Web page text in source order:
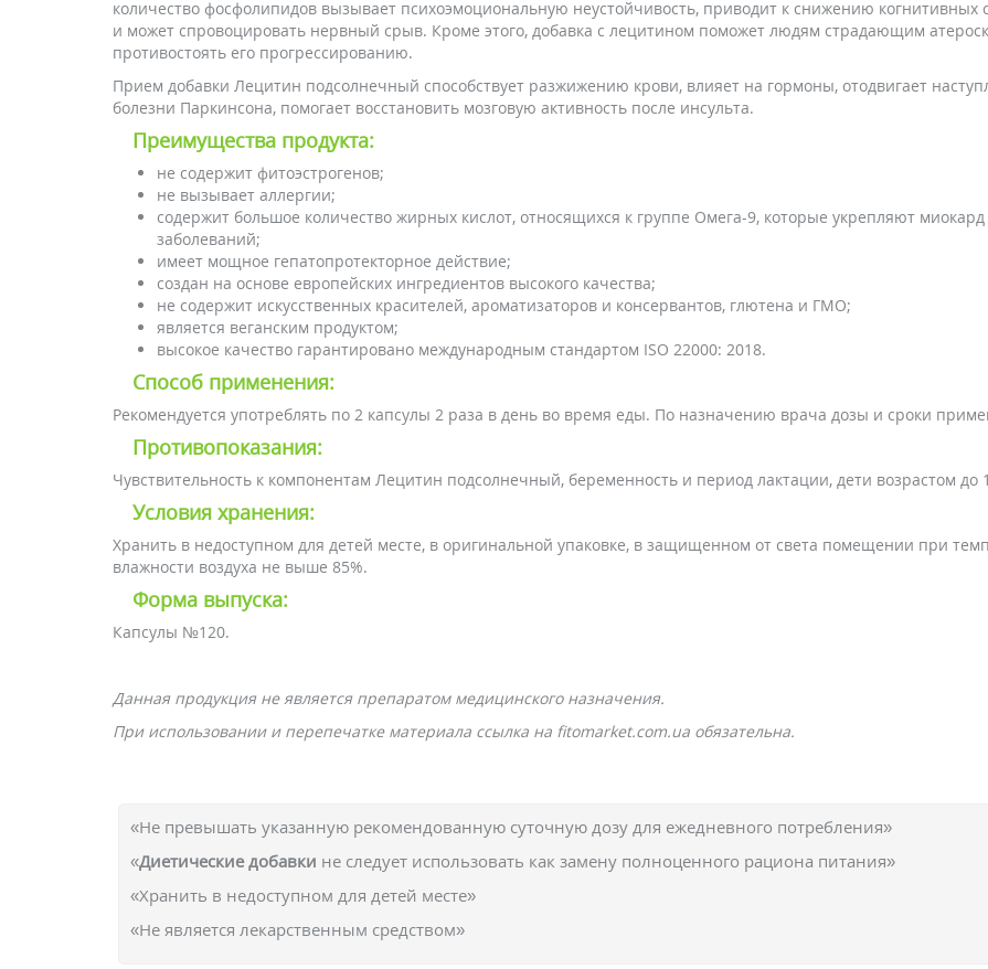
количество фосфолипидов вызывает психоэмоциональную неустойчивость, приводит к снижению когнитивных
и может спровоцировать нервный срыв. Кроме этого, добавка с лецитином поможет людям страдающим
противостоять его прогрессированию.
Прием добавки Лецитин подсолнечный способствует разжижению крови, влияет на гормоны, отодвигает
болезни Паркинсона, помогает восстановить мозговую активность после инсульта.
Преимущества продукта:
не содержит фитоэстрогенов;
не вызывает аллергии;
содержит большое количество жирных кислот, относящихся к группе Омега-9, которые укрепляют
заболеваний;
имеет мощное гепатопротекторное действие;
создан на основе европейских ингредиентов высокого качества;
не содержит искусственных красителей, ароматизаторов и консервантов, глютена и ГМО;
является веганским продуктом;
высокое качество гарантировано международным стандартом ISO 22000: 2018.
Способ применения:
Рекомендуется употреблять по 2 капсулы 2 раза в день во время еды. По назначению врача дозы и сроки
Противопоказания:
Чувствительность к компонентам Лецитин подсолнечный, беременность и период лактации, дети возрастом до
Условия хранения:
Хранить в недоступном для детей месте, в оригинальной упаковке, в защищенном от света помещении при
влажности воздуха не выше 85%.
Форма выпуска:
Капсулы №120.
Данная продукция не является препаратом медицинского назначения.
При использовании и перепечатке материала ссылка на fitomarket.com.ua обязательна.
«Не превышать указанную рекомендованную суточную дозу для ежедневного потребления»
«Диетические добавки не следует использовать как замену полноценного рациона питания»
«Хранить в недоступном для детей месте»
«Не является лекарственным средством»